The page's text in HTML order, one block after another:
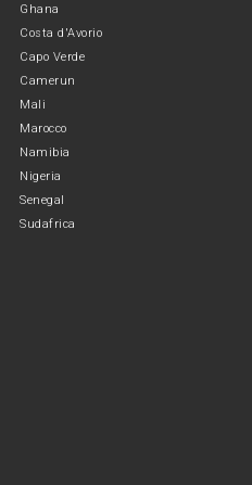
Ghana
Costa d'Avorio
Capo Verde
Camerun
Mali
Marocco
Namibia
Nigeria
Senegal
Sudafrica